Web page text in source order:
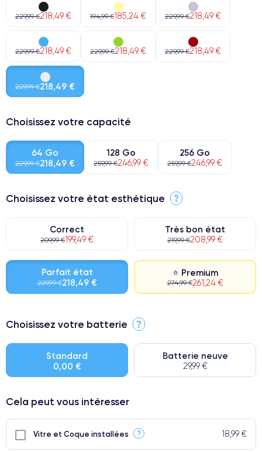
229,99 €218,49 € 194,99 €185,24 € 229,99 €218,49 €
229,99 €218,49 € 229,99 €218,49 € 229,99 €218,49 €
229,99 €218,49 €
Choisissez votre capacité
64 Go
229,99 €218,49 €
128 Go
259,99 €246,99 €
256 Go
259,99 €246,99 €
Choisissez votre état esthétique ?
Correct
209,99 €199,49 €
Très bon état
219,99 €208,99 €
Parfait état
229,99 €218,49 €
⭐ Premium
274,99 €261,24 €
⭐ Premium
● Batterie : usage intensif.
● Seuls 5% de nos téléphones ont un grade Premium.
Choisissez votre batterie ?
Standard
0,00 €
Batterie neuve
29,99 €
Cela peut vous intéresser
Vitre et Coque installées ? 18,99 €